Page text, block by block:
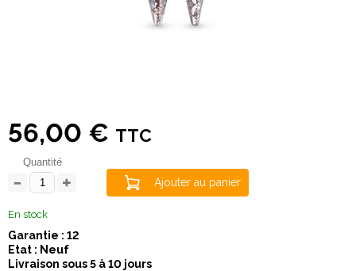
56,00 € TTC
Quantité
Ajouter au panier
En stock
Garantie : 12
Etat : Neuf
Livraison sous 5 à 10 jours